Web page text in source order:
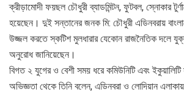
ক্রীড়ামোদী ফয়ছল চৌধুরী ব্যাডমিন্টন, ফুটবল, স্নোকার
হয়েছেন। দুই সন্তানের জনক মি: চৌধুরী এডিনবরায়
উজ্জল করতে স্কটিশ মুলধারার যেকোন রাজনৈতিক দলে
অনুরোধ জানিয়েছেন।
বিগত ২ যুগের ও বেশী সময় ধরে কমিউনিটি এবং
অভিজ্ঞতা থেকে তিনি বলেন, এডিনবরা ও লোদিয়ান